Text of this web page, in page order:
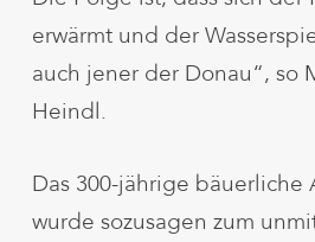
erwärmt und der
auch jener der Donau“, so
Heindl.
Das 300-jährige bäuerliche
wurde sozusagen zum